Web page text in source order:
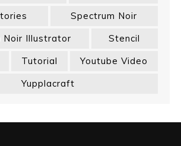
Spectrum Noir
Noir Illustrator
Stencil
Tutorial
Youtube Video
Yupplacraft